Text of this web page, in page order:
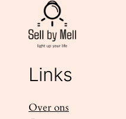
Links
Over ons